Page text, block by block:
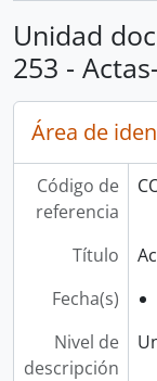
Unidad
253 -
Área de
Código de
referencia
Título
Fecha(s)
Nivel de
descripción